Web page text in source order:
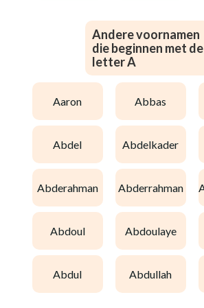
Andere voornamen
die beginnen met de
letter A
aaron abbas
abdel abdelkader
abderahman abderrahman
abdoul abdoulaye
abdul abdullah